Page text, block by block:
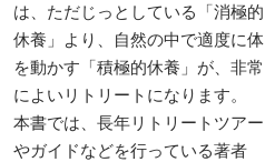
は、ただじっとしている「消極的
休養」より、自然の中で適度に体
を動かす「積極的休養」が、非常
によいリトリートになります。
本書では、長年リトリートツアー
やガイドなどを行っている著者